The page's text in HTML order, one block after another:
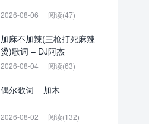
2026-08-06 阅读(47)
加麻不加辣(三枪打死麻辣
烫)歌词 – DJ阿杰
2026-08-04 阅读(63)
偶尔歌词 – 加木
2026-08-02 阅读(132)